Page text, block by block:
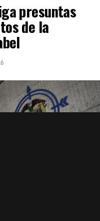
presuntas
de la